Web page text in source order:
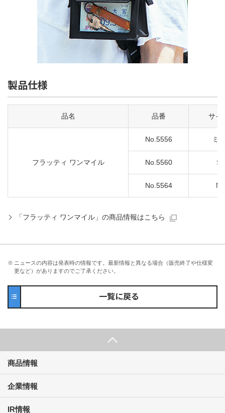
製品仕様
品名 品番 サイ
フラッティ ワンマイル
No.5556 ミ
No.5560 S
No.5564 M
「フラッティ ワンマイル」の商品情報はこちら
※ ニュースの内容は発表時の情報です。最新情報と異なる場合（販売終了や仕様変
更など）がありますのでご了承ください。
一覧に戻る
商品情報
企業情報
IR情報